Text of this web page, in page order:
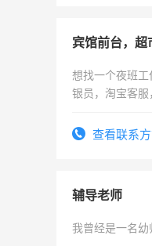
想找一个夜班
银员，淘宝客服
号同微信查看联系
辅导老师
我曾经是一名幼